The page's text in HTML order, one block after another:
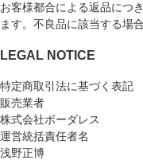
お客様都合による返品につ
ます。不良品に該当する場
LEGAL NOTICE
特定商取引法に基づく表記
販売業者
株式会社ボーダレス
運営統括責任者名
浅野正博